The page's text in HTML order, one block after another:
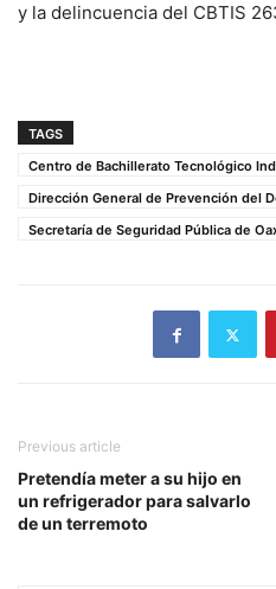
y la delincuencia del CBTIS
TAGS
Centro de Bachillerato Tecnológico
Dirección General de Prevención del
Secretaría de Seguridad Pública de
Previous article
Pretendía meter a su hijo en
un refrigerador para salvarlo
de un terremoto